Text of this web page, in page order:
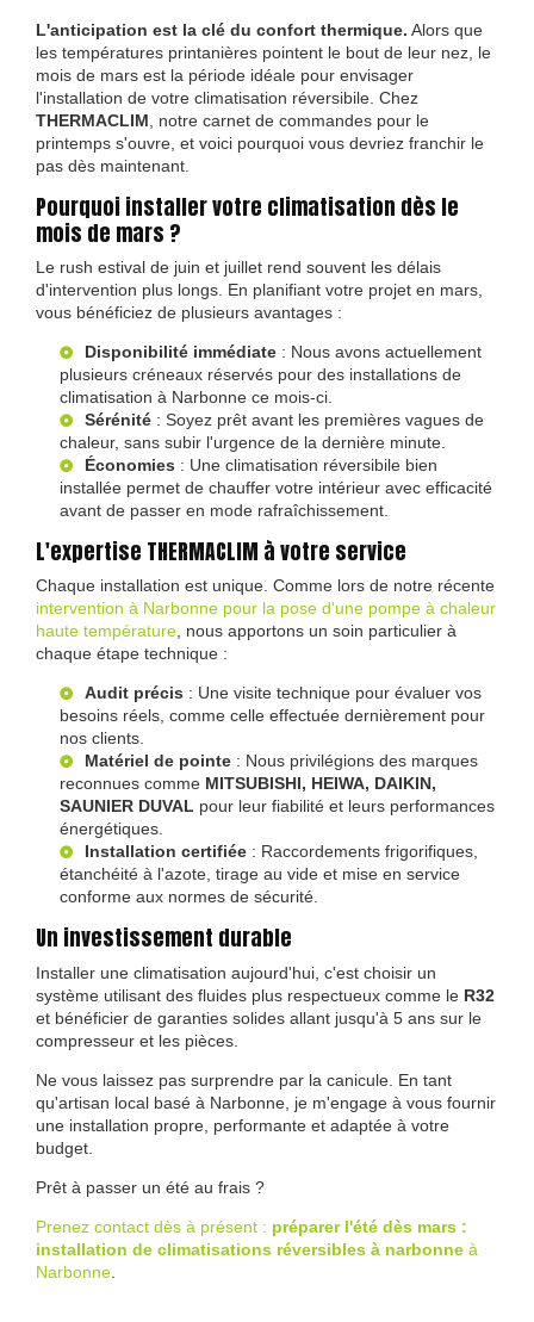
L'anticipation est la clé du confort thermique. Alors que
les températures printanières pointent le bout de leur nez, le
mois de mars est la période idéale pour envisager
l'installation de votre climatisation réversibile. Chez
THERMACLIM , notre carnet de commandes pour le
printemps s'ouvre, et voici pourquoi vous devriez franchir le
pas dès maintenant.
Pourquoi installer votre climatisation dès le
mois de mars ?
Le rush estival de juin et juillet rend souvent les délais
d'intervention plus longs. En planifiant votre projet en mars,
vous bénéficiez de plusieurs avantages :
Disponibilité immédiate : Nous avons actuellement
plusieurs créneaux réservés pour des installations de
climatisation à Narbonne ce mois-ci.
Sérénité : Soyez prêt avant les premières vagues de
chaleur, sans subir l'urgence de la dernière minute.
Économies : Une climatisation réversibile bien
installée permet de chauffer votre intérieur avec efficacité
avant de passer en mode rafraîchissement.
L'expertise THERMACLIM à votre service
Chaque installation est unique. Comme lors de notre récente
intervention à Narbonne pour la pose d'une pompe à chaleur
haute température, nous apportons un soin particulier à
chaque étape technique :
Audit précis : Une visite technique pour évaluer vos
besoins réels, comme celle effectuée dernièrement pour
nos clients.
Matériel de pointe : Nous privilégions des marques
reconnues comme MITSUBISHI, HEIWA, DAIKIN,
SAUNIER DUVAL pour leur fiabilité et leurs performances
énergétiques.
Installation certifiée : Raccordements frigorifiques,
étanchéité à l'azote, tirage au vide et mise en service
conforme aux normes de sécurité.
Un investissement durable
Installer une climatisation aujourd'hui, c'est choisir un
système utilisant des fluides plus respectueux comme le R32
et bénéficier de garanties solides allant jusqu'à 5 ans sur le
compresseur et les pièces.
Ne vous laissez pas surprendre par la canicule. En tant
qu'artisan local basé à Narbonne, je m'engage à vous fournir
une installation propre, performante et adaptée à votre
budget.
Prêt à passer un été au frais ?
Prenez contact dès à présent : préparer l'été dès mars :
installation de climatisations réversibles à narbonne à
Narbonne